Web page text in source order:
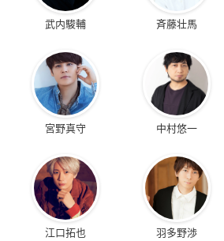
武内駿輔 斉藤壮馬
宮野真守 中村悠一
江口拓也 羽多野渉